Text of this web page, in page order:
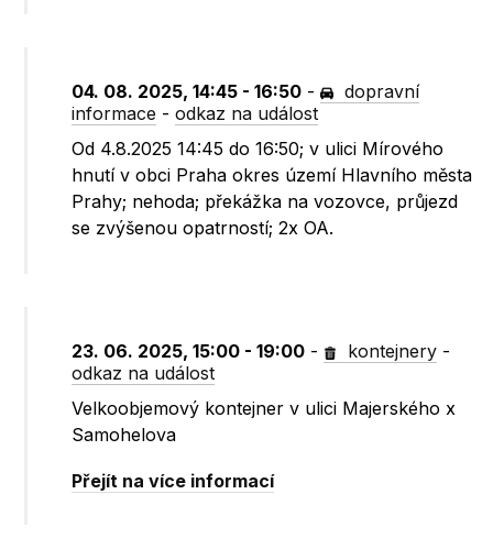
04. 08. 2025, 14:45 - 16:50 -
dopravní
informace -odkaz na událost
Od 4.8.2025 14:45 do 16:50; v ulici Mírového
hnutí v obci Praha okres území Hlavního města
Prahy; nehoda; překážka na vozovce, průjezd
se zvýšenou opatrností; 2x OA.
23. 06. 2025, 15:00 - 19:00 - kontejnery -
odkaz na událost
Velkoobjemový kontejner v ulici Majerského x
Samohelova
Přejít na více informací